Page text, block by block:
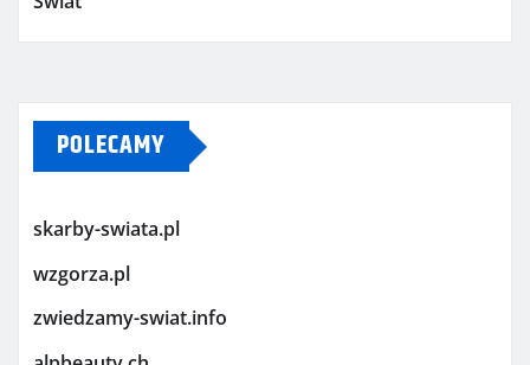
POLECAMY
skarby-swiata.pl
wzgorza.pl
zwiedzamy-swiat.info